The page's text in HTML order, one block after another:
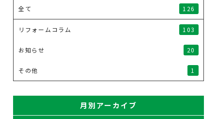
全て 126
リフォームコラム 103
お知らせ 20
その他 1
月別アーカイブ